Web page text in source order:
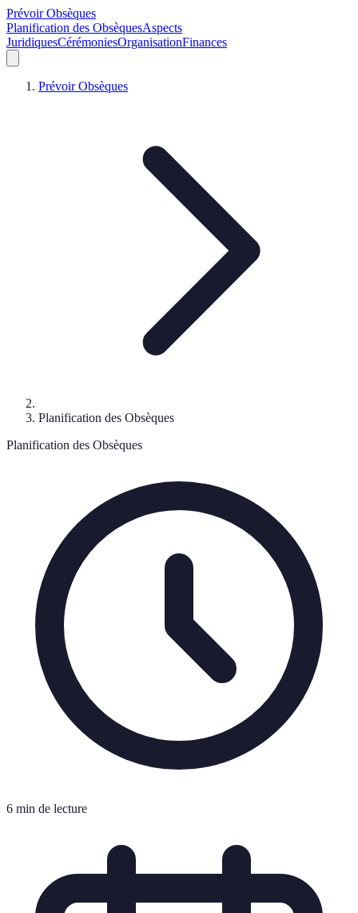
Prévoir Obsèques
Planification des ObsèquesAspects
JuridiquesCérémoniesOrganisationFinances
Prévoir Obsèques
Planification des Obsèques
Planification des Obsèques
6 min de lecture